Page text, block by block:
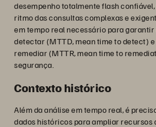
desempenho totalmente flash
ritmo das consultas complexas e
em tempo real necessário para
detectar (MTTD, mean time to detect)
remediar (MTTR, mean time to
segurança.
Contexto histórico
Além da análise em tempo real, é
dados históricos para ampliar recursos